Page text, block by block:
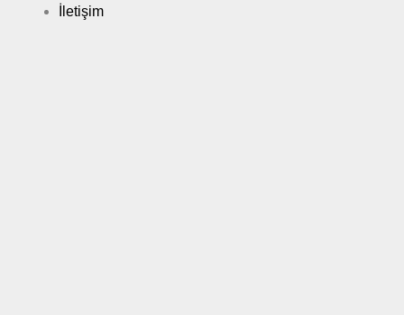
İletişim